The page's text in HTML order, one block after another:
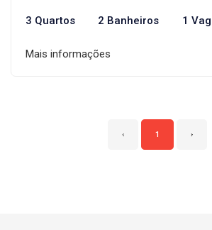
3 Quartos 2 Banheiros 1
Mais informações
‹ 1 ›